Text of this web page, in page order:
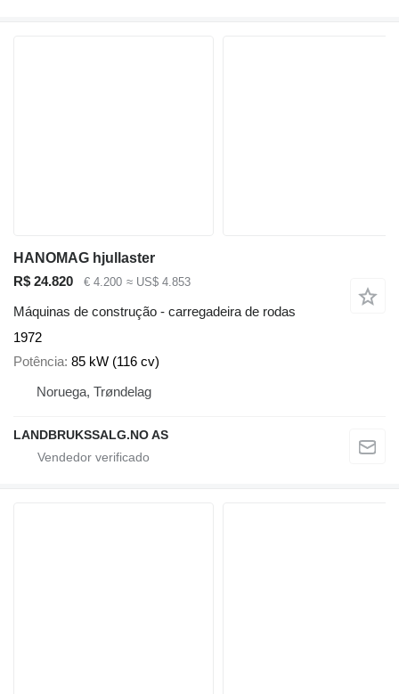
HANOMAG hjullaster
R$ 24.820
€ 4.200 ≈ US$ 4.853
Máquinas de construção - carregadeira de rodas
1972
Potência 85 kW (116 cv)
Noruega, Trøndelag
LANDBRUKSSALG.NO AS